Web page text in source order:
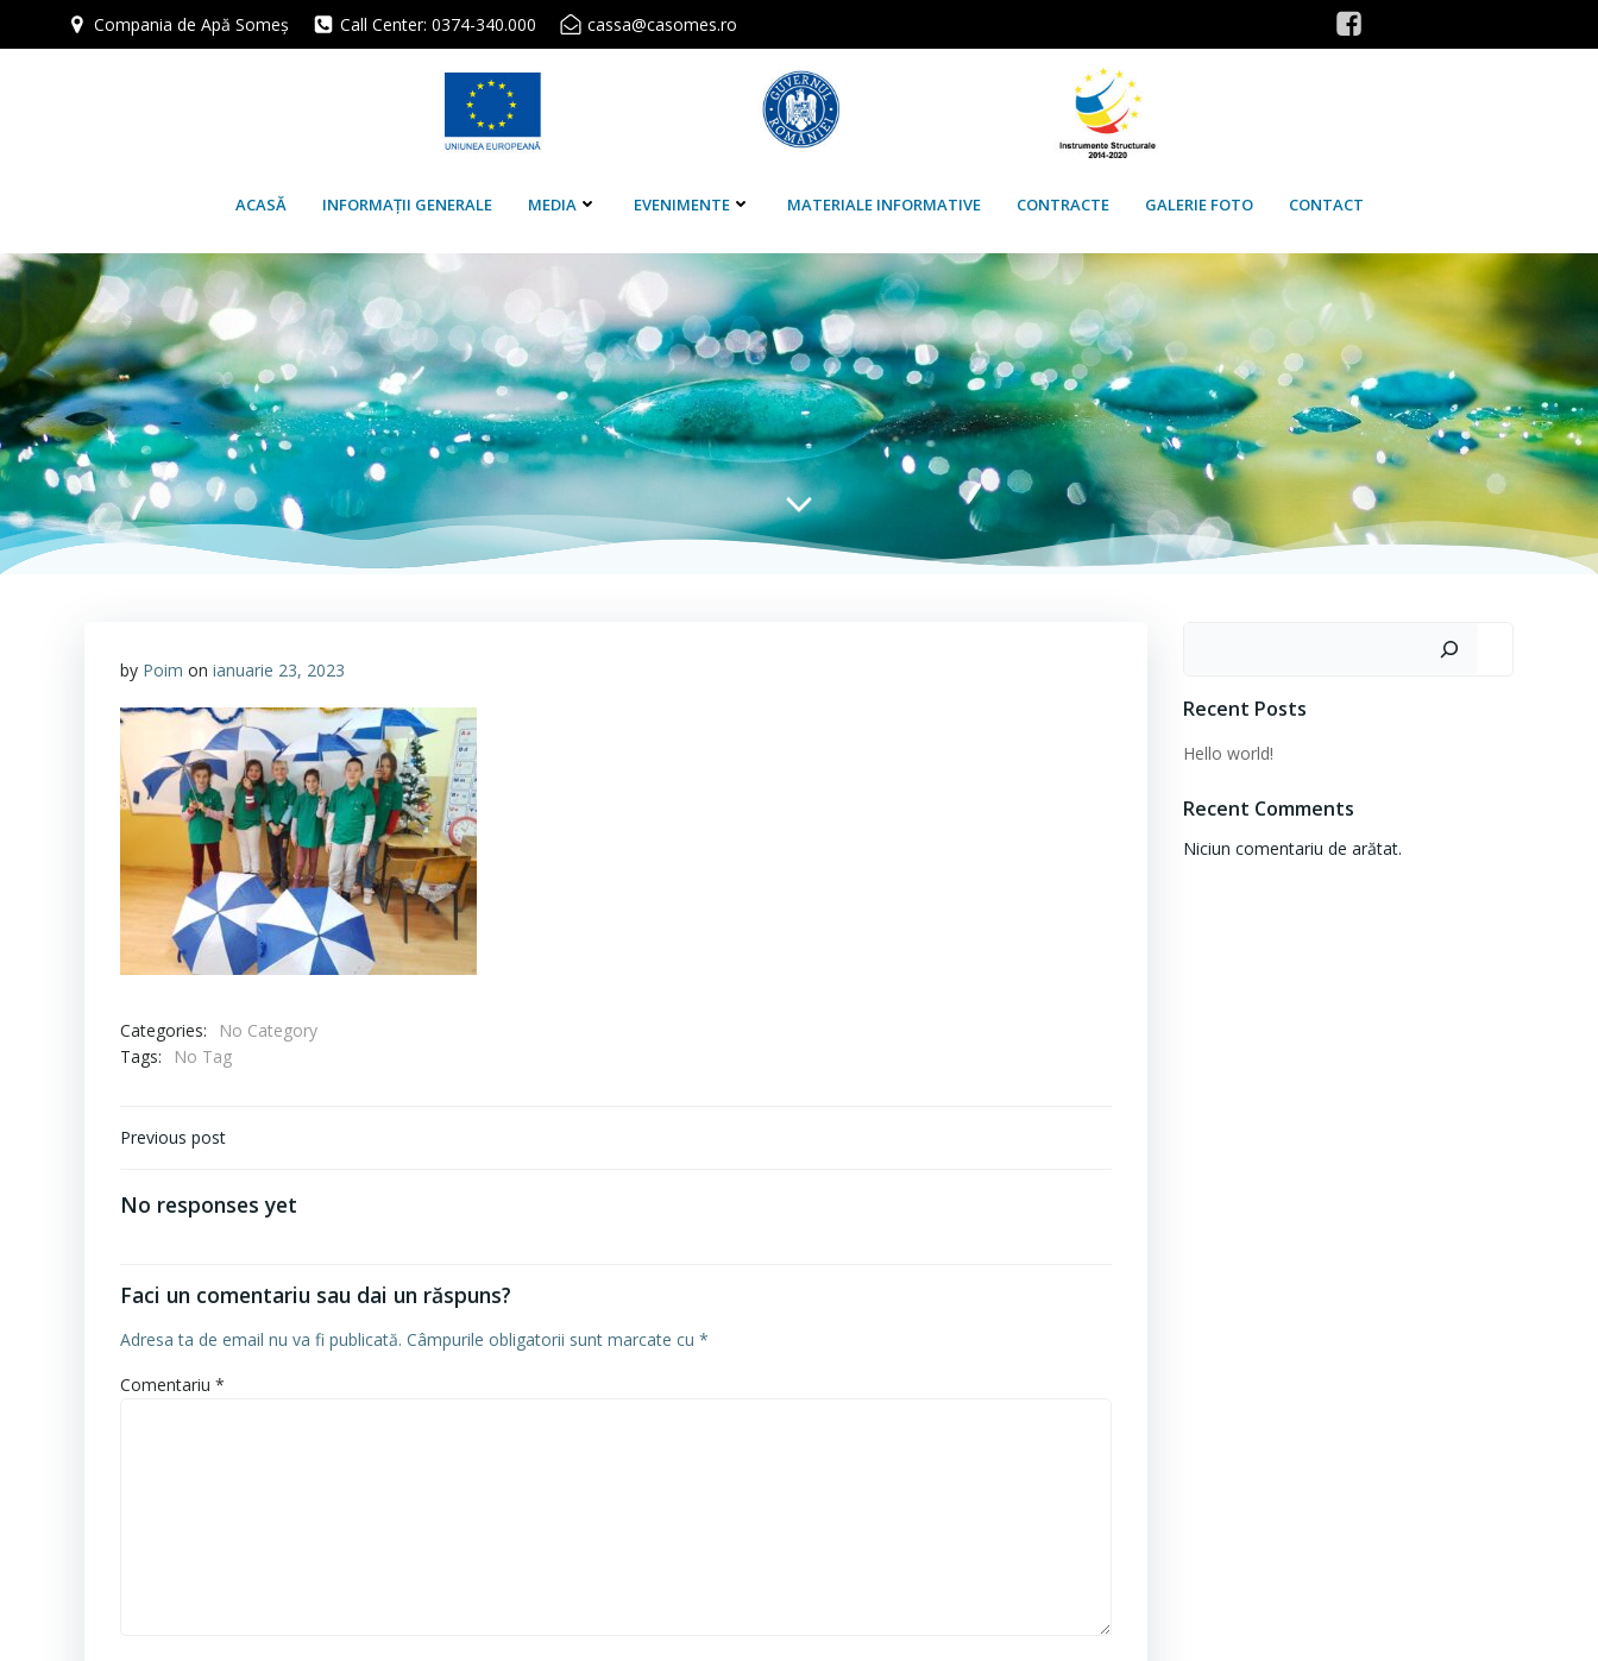
Compania de Apă Someș Call Center: 0374-340.000 cassa@casomes.ro
ACASĂ INFORMAȚII GENERALE MEDIA EVENIMENTE MATERIALE INFORMATIVE CONTRACTE GALERIE FOTO CONTACT
by Poim on ianuarie 23, 2023
Categories:
No Category
Tags:
No Tag
Navigare
articole
Previous post
No responses yet
Faci un comentariu sau dai un răspuns?
Adresa ta de email nu va fi publicată. Câmpurile obligatorii sunt marcate cu *
Comentariu *
Recent Posts
Hello world!
Recent Comments
Niciun comentariu de arătat.